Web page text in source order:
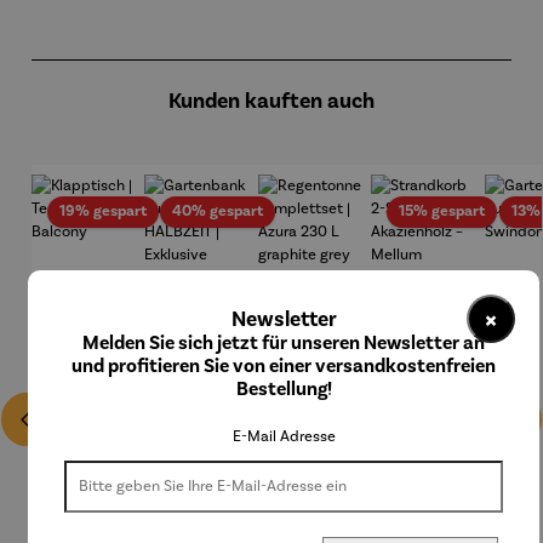
Kunden kauften auch
19% gespartRabatt40% gespartRabatt 15% gespartRabatt
×
Newsletter
Melden Sie sich jetzt für unseren Newsletter an
und profitieren Sie von einer versandkostenfreien
Bestellung!
E-Mail Adresse